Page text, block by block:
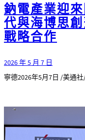
鈉電產業迎
代與海博思
戰略合作
2026 年 5 月 7 日
寧德2026年5月7日 /美通